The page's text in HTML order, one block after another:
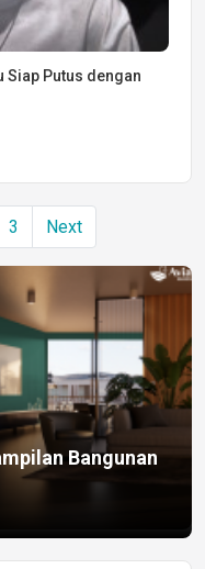
Siap Putus dengan
3 Next
Bangunan